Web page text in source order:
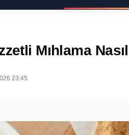
Mıhlama Nasıl
23:45